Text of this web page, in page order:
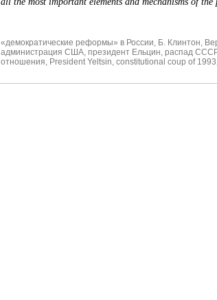
«демократические реформы» в России, Б. Клинтон,
администрация США, президент Ельцин, распад СССР
отношения, President Yeltsin, constitutional coup of 1993